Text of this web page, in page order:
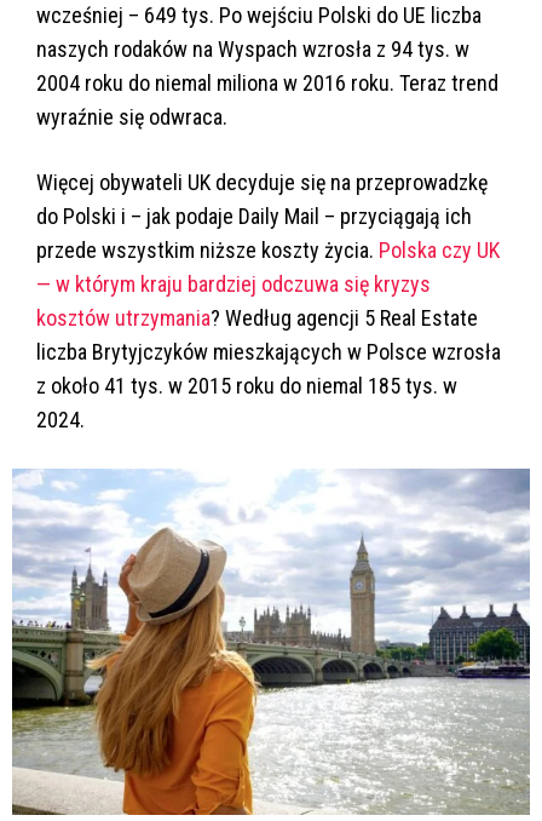
wcześniej – 649 tys. Po wejściu Polski do UE liczba
naszych rodaków na Wyspach wzrosła z 94 tys. w
2004 roku do niemal miliona w 2016 roku. Teraz trend
wyraźnie się odwraca.
Więcej obywateli UK decyduje się na przeprowadzkę
do Polski i – jak podaje Daily Mail – przyciągają ich
przede wszystkim niższe koszty życia. Polska czy UK
— w którym kraju bardziej odczuwa się kryzys
kosztów utrzymania? Według agencji 5 Real Estate
liczba Brytyjczyków mieszkających w Polsce wzrosła
z około 41 tys. w 2015 roku do niemal 185 tys. w
2024.